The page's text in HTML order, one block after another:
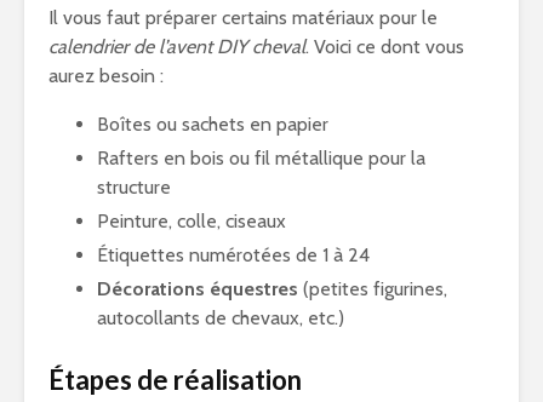
Il vous faut préparer certains matériaux pour le
calendrier de l’avent DIY cheval. Voici ce dont vous
aurez besoin :
Boîtes ou sachets en papier
Rafters en bois ou fil métallique pour la
structure
Peinture, colle, ciseaux
Étiquettes numérotées de 1 à 24
Décorations équestres (petites figurines,
autocollants de chevaux, etc.)
Étapes de réalisation